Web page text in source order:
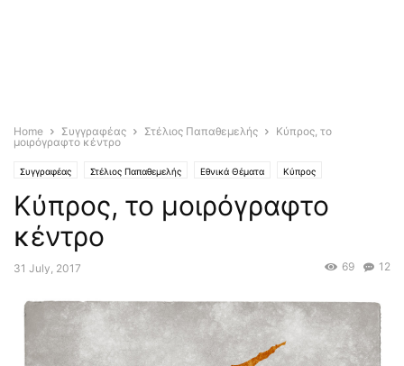
Home Συγγραφέας Στέλιος Παπαθεμελής
Κύπρος, το
μοιρόγραφτο κέντρο
Συγγραφέας Στέλιος Παπαθεμελής Εθνικά Θέματα Κύπρος
Κύπρος, το μοιρόγραφτο
κέντρο
31 July, 2017 12
69